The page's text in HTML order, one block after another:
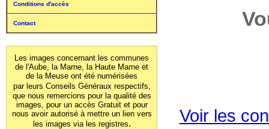
Conditions d'accès
Contact
Les images concernant les communes
de l'Aube, la Marne, la Haute Marne et
de la Meuse ont été numérisées
par leurs Conseils Généraux respectifs,
que nous remercions pour la qualité des
images, pour un accès Gratuit et pour
nous avoir autorisé à mettre un lien vers
les images via les registres.
Voir les